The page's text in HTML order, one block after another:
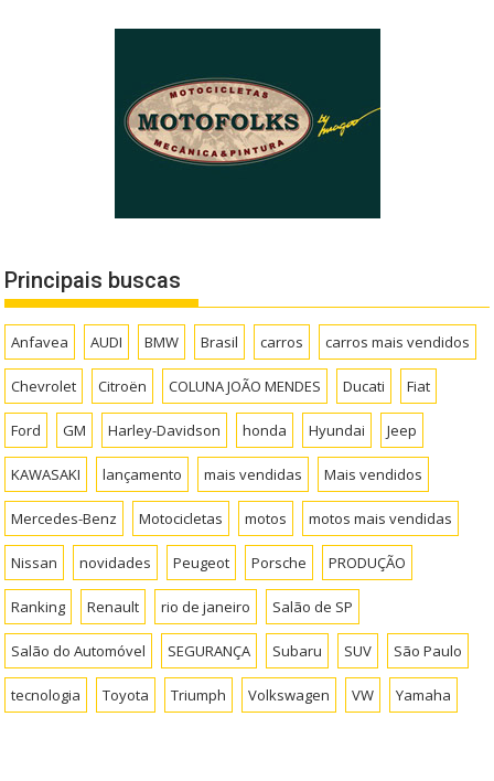
Principais buscas
Anfavea AUDI BMW Brasil carros carros mais vendidos
Chevrolet Citroën COLUNA JOÃO MENDES Ducati Fiat
Ford GM Harley-Davidson honda Hyundai Jeep
KAWASAKI lançamento mais vendidas Mais vendidos
Mercedes-Benz Motocicletas motos motos mais vendidas
Nissan novidades Peugeot Porsche PRODUÇÃO
Ranking Renault rio de janeiro Salão de SP
Salão do Automóvel SEGURANÇA Subaru SUV São Paulo
tecnologia Toyota Triumph Volkswagen VW Yamaha